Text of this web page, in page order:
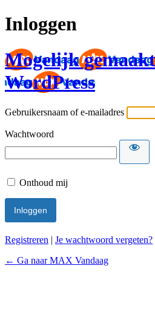
Inloggen
Mogelijk
WordPress
Gebruikersnaam of e-mailadres
Wachtwoord
Onthoud mij
Registreren | Je wachtwoord vergeten?
← Ga naar MAX Vandaag